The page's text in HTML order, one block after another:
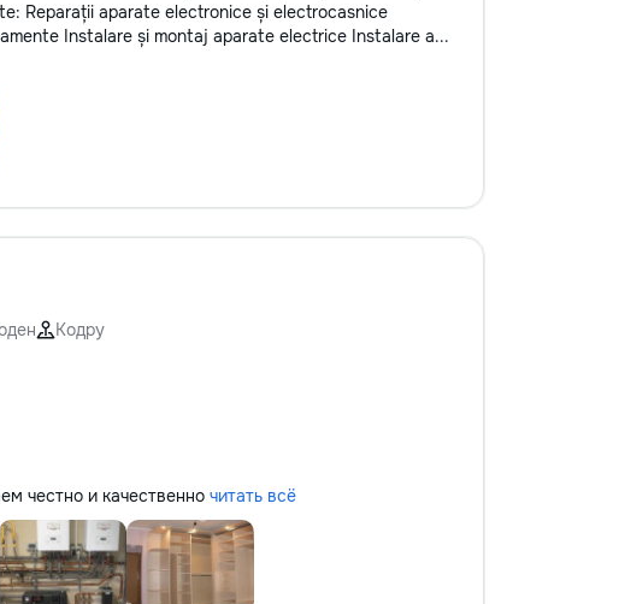
Reparații aparate electronice și electrocasnice
Instalare și montaj aparate electrice Instalare a...
Кодру
честно и качественно читать всё